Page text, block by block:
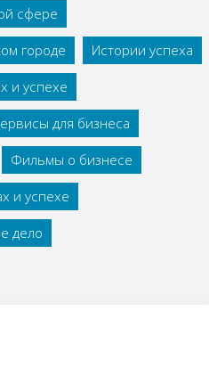
сфере
городе
Истории успеха
и успехе
для бизнеса
Фильмы о бизнесе
и успехе
дело